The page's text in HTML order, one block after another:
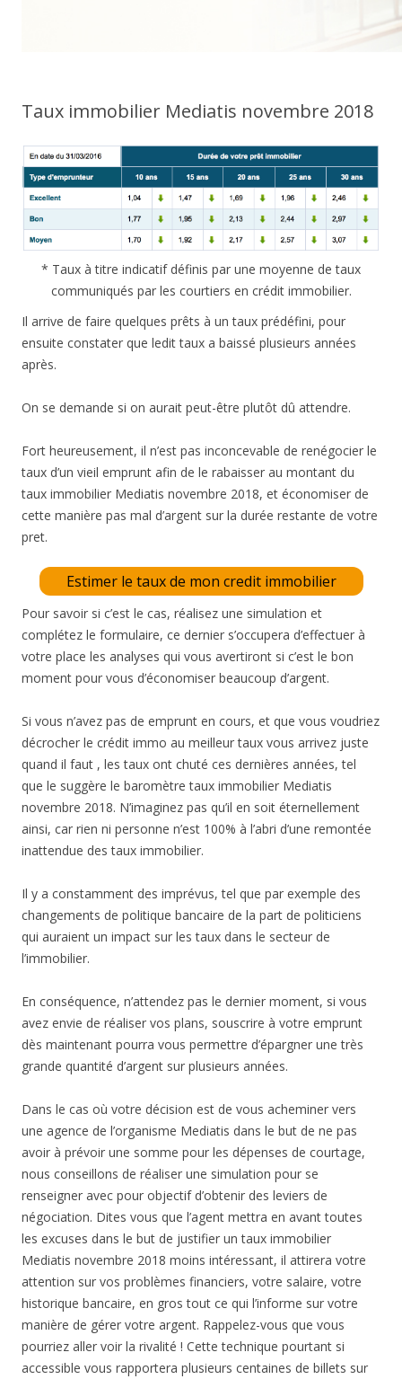
Taux immobilier Mediatis novembre 2018
* Taux à titre indicatif définis par une moyenne de taux
communiqués par les courtiers en crédit immobilier.
Il arrive de faire quelques prêts à un taux prédéfini, pour
ensuite constater que ledit taux a baissé plusieurs années
après.
On se demande si on aurait peut-être plutôt dû attendre.
Fort heureusement, il n’est pas inconcevable de renégocier le
taux d’un vieil emprunt afin de le rabaisser au montant du
taux immobilier Mediatis novembre 2018, et économiser de
cette manière pas mal d’argent sur la durée restante de votre
pret.
Estimer le taux de mon credit immobilier
Pour savoir si c’est le cas, réalisez une simulation et
complétez le formulaire, ce dernier s’occupera d’effectuer à
votre place les analyses qui vous avertiront si c’est le bon
moment pour vous d’économiser beaucoup d’argent.
Si vous n’avez pas de emprunt en cours, et que vous voudriez
décrocher le crédit immo au meilleur taux vous arrivez juste
quand il faut , les taux ont chuté ces dernières années, tel
que le suggère le baromètre taux immobilier Mediatis
novembre 2018. N’imaginez pas qu’il en soit éternellement
ainsi, car rien ni personne n’est 100% à l’abri d’une remontée
inattendue des taux immobilier.
Il y a constamment des imprévus, tel que par exemple des
changements de politique bancaire de la part de politiciens
qui auraient un impact sur les taux dans le secteur de
l’immobilier.
En conséquence, n’attendez pas le dernier moment, si vous
avez envie de réaliser vos plans, souscrire à votre emprunt
dès maintenant pourra vous permettre d’épargner une très
grande quantité d’argent sur plusieurs années.
Dans le cas où votre décision est de vous acheminer vers
une agence de l’organisme Mediatis dans le but de ne pas
avoir à prévoir une somme pour les dépenses de courtage,
nous conseillons de réaliser une simulation pour se
renseigner avec pour objectif d’obtenir des leviers de
négociation. Dites vous que l’agent mettra en avant toutes
les excuses dans le but de justifier un taux immobilier
Mediatis novembre 2018 moins intéressant, il attirera votre
attention sur vos problèmes financiers, votre salaire, votre
historique bancaire, en gros tout ce qui l’informe sur votre
manière de gérer votre argent. Rappelez-vous que vous
pourriez aller voir la rivalité ! Cette technique pourtant si
accessible vous rapportera plusieurs centaines de billets sur